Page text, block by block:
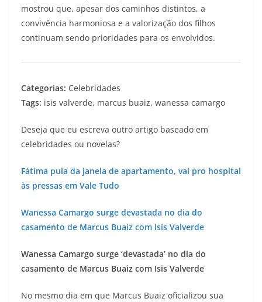
mostrou que, apesar dos caminhos distintos, a
convivência harmoniosa e a valorização dos filhos
continuam sendo prioridades para os envolvidos.
Categorias: Celebridades
Tags: isis valverde, marcus buaiz, wanessa camargo
Deseja que eu escreva outro artigo baseado em
celebridades ou novelas?
Fátima pula da janela de apartamento, vai pro hospital
às pressas em Vale Tudo
Wanessa Camargo surge devastada no dia do
casamento de Marcus Buaiz com Isis Valverde
Wanessa Camargo surge ‘devastada’ no dia do
casamento de Marcus Buaiz com Isis Valverde
No mesmo dia em que Marcus Buaiz oficializou sua